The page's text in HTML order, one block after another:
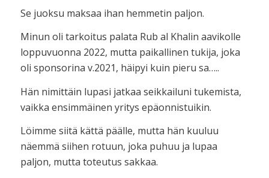
Se juoksu maksaa ihan hemmetin paljon.
Minun oli tarkoitus palata Rub al Khalin aavikolle
loppuvuonna 2022, mutta paikallinen tukija, joka
oli sponsorina v.2021, häipyi kuin pieru sa…..
Hän nimittäin lupasi jatkaa seikkailuni tukemista,
vaikka ensimmäinen yritys epäonnistuikin.
Löimme siitä kättä päälle, mutta hän kuuluu
näemmä siihen rotuun, joka puhuu ja lupaa
paljon, mutta toteutus sakkaa.